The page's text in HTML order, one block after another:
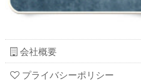
会社概要
プライバシーポリシー